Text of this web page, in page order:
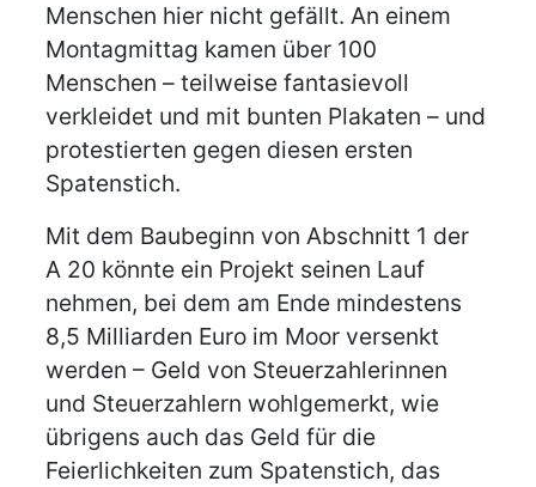
Menschen hier nicht gefällt. An einem
Montagmittag kamen über 100
Menschen – teilweise fantasievoll
verkleidet und mit bunten Plakaten – und
protestierten gegen diesen ersten
Spatenstich.
Mit dem Baubeginn von Abschnitt 1 der
A 20 könnte ein Projekt seinen Lauf
nehmen, bei dem am Ende mindestens
8,5 Milliarden Euro im Moor versenkt
werden – Geld von Steuerzahlerinnen
und Steuerzahlern wohlgemerkt, wie
übrigens auch das Geld für die
Feierlichkeiten zum Spatenstich, das